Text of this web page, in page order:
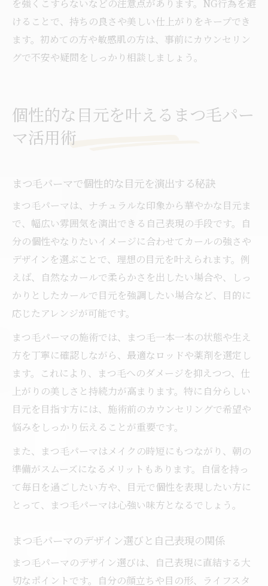
を強くこすらないなどの注意点があります。NG行為を避
けることで、持ちの良さや美しい仕上がりをキープでき
ます。初めての方や敏感肌の方は、事前にカウンセリン
グで不安や疑問をしっかり相談しましょう。
個性的な目元を叶えるまつ毛パー
マ活用術
まつ毛パーマで個性的な目元を演出する秘訣
まつ毛パーマは、ナチュラルな印象から華やかな目元ま
で、幅広い雰囲気を演出できる自己表現の手段です。自
分の個性やなりたいイメージに合わせてカールの強さや
デザインを選ぶことで、理想の目元を叶えられます。例
えば、自然なカールで柔らかさを出したい場合や、しっ
かりとしたカールで目元を強調したい場合など、目的に
応じたアレンジが可能です。
まつ毛パーマの施術では、まつ毛一本一本の状態や生え
方を丁寧に確認しながら、最適なロッドや薬剤を選定し
ます。これにより、まつ毛へのダメージを抑えつつ、仕
上がりの美しさと持続力が高まります。特に自分らしい
目元を目指す方には、施術前のカウンセリングで希望や
悩みをしっかり伝えることが重要です。
また、まつ毛パーマはメイクの時短にもつながり、朝の
準備がスムーズになるメリットもあります。自信を持っ
て毎日を過ごしたい方や、目元で個性を表現したい方に
とって、まつ毛パーマは心強い味方となるでしょう。
まつ毛パーマのデザイン選びと自己表現の関係
まつ毛パーマのデザイン選びは、自己表現に直結する大
切なポイントです。自分の顔立ちや目の形、ライフスタ